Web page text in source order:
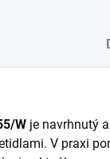
W je navrhnutý
V praxi